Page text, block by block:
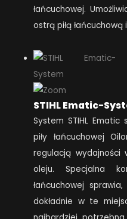
łańcuchowej.
ostrą piłą
STIHL Ematic-
System STIHL Ematic
piły łańcuchowej
regulacją wydajności
oleju. Specjalna
łańcuchowej
dokładnie w te